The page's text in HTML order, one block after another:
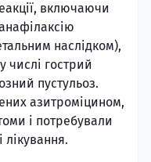
включаючи
наслідком),
числі гострий
пустульоз.
азитроміцином,
і потребували